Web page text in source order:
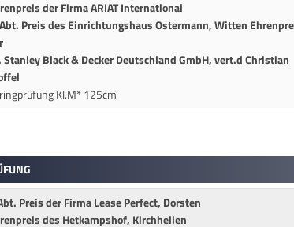
der Firma ARIAT International
Preis des Einrichtungshaus Ostermann, Witten
Stanley Black & Decker Deutschland GmbH, vert.d Christian
Kl.M* 125cm
Preis der Firma Lease Perfect, Dorsten
des Hetkampshof, Kirchhellen